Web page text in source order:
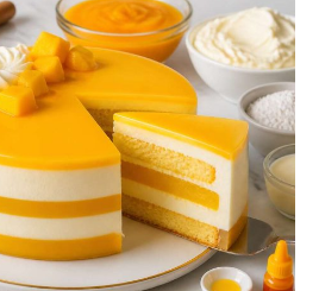
polyvalente】 Ce tamis à
poudre convient non
seulement au tamisage
de la farine et du sucre
glace, mais aussi pour la
poudre de cacao, les
poudres d'épices et
d'autres ingrédients de
pâtisserie. Que ce soit
pour la cuisson de
gâteaux, de biscuits ou
la décoration de desserts